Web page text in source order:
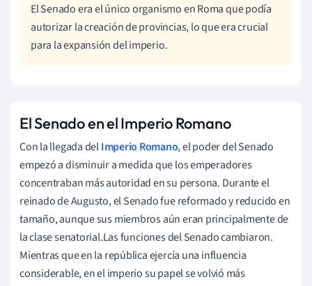
El Senado era el único organismo en Roma que podía
autorizar la creación de provincias, lo que era crucial
para la expansión del imperio.
El Senado en el Imperio Romano
Con la llegada delImperio Romano, el poder del Senado
empezó a disminuir a medida que los emperadores
concentraban más autoridad en su persona. Durante el
reinado de Augusto, el Senado fue reformado y reducido en
tamaño, aunque sus miembros aún eran principalmente de
la clase senatorial.Las funciones del Senado cambiaron.
Mientras que en la república ejercía una influencia
considerable, en el imperio su papel se volvió más